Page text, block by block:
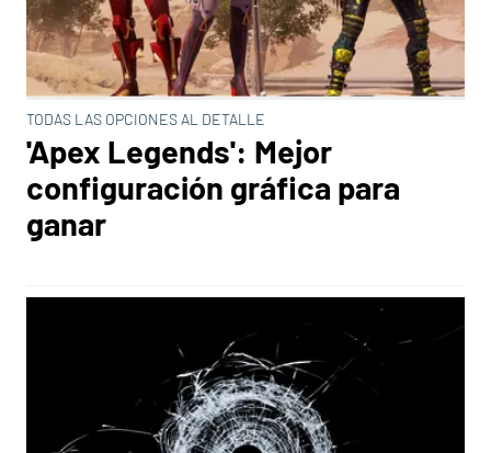
TODAS LAS OPCIONES AL DETALLE
'Apex Legends': Mejor
configuración gráfica para
ganar